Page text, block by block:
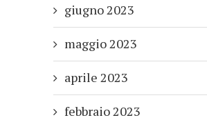
giugno 2023
maggio 2023
aprile 2023
febbraio 2023